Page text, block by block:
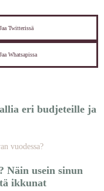
Jaa Twitterissä
Jaa Whatsapissa
eri budjeteille ja
Näin usein sinun
ikkunat